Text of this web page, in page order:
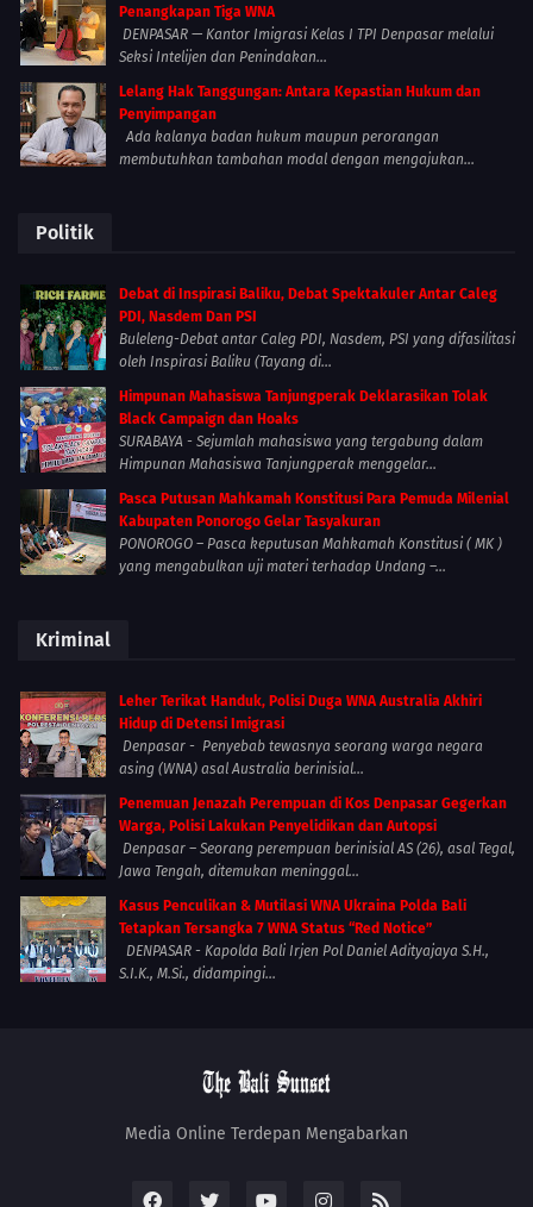
Penangkapan Tiga WNA
DENPASAR — Kantor Imigrasi Kelas I TPI Denpasar melalui
Seksi Intelijen dan Penindakan...
Lelang Hak Tanggungan: Antara Kepastian Hukum dan
Penyimpangan
Ada kalanya badan hukum maupun perorangan
membutuhkan tambahan modal dengan mengajukan...
Politik
Debat di Inspirasi Baliku, Debat Spektakuler Antar Caleg
PDI, Nasdem Dan PSI
Buleleng-Debat antar Caleg PDI, Nasdem, PSI yang difasilitasi
oleh Inspirasi Baliku (Tayang di...
Himpunan Mahasiswa Tanjungperak Deklarasikan Tolak
Black Campaign dan Hoaks
SURABAYA - Sejumlah mahasiswa yang tergabung dalam
Himpunan Mahasiswa Tanjungperak menggelar...
Pasca Putusan Mahkamah Konstitusi Para Pemuda Milenial
Kabupaten Ponorogo Gelar Tasyakuran
PONOROGO – Pasca keputusan Mahkamah Konstitusi ( MK )
yang mengabulkan uji materi terhadap Undang –...
Kriminal
Leher Terikat Handuk, Polisi Duga WNA Australia Akhiri
Hidup di Detensi Imigrasi
Denpasar - Penyebab tewasnya seorang warga negara
asing (WNA) asal Australia berinisial...
Penemuan Jenazah Perempuan di Kos Denpasar Gegerkan
Warga, Polisi Lakukan Penyelidikan dan Autopsi
Denpasar – Seorang perempuan berinisial AS (26), asal Tegal,
Jawa Tengah, ditemukan meninggal...
Kasus Penculikan & Mutilasi WNA Ukraina Polda Bali
Tetapkan Tersangka 7 WNA Status “Red Notice”
DENPASAR - Kapolda Bali Irjen Pol Daniel Adityajaya S.H.,
S.I.K., M.Si., didampingi...
Media Online Terdepan Mengabarkan